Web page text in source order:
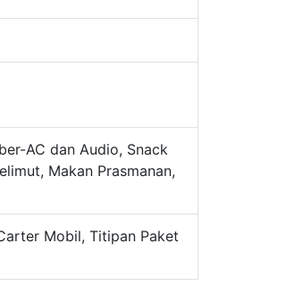
AC dan Audio, Snack
Makan Prasmanan,
Mobil, Titipan Paket